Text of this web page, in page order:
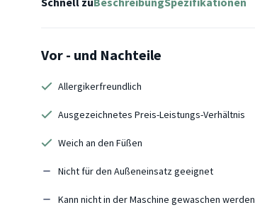
Vor - und Nachteile
Allergikerfreundlich
Ausgezeichnetes Preis-Leistungs-Verhältnis
Weich an den Füßen
Nicht für den Außeneinsatz geeignet
Kann nicht in der Maschine gewaschen werden